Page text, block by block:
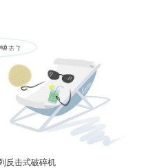
反击式破碎机